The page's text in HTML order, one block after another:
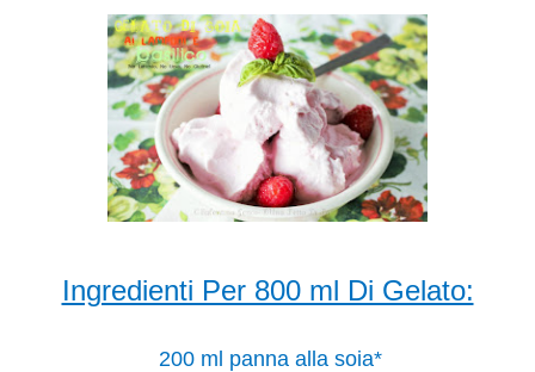
Ingredienti Per 800 ml Di Gelato:
200 ml panna alla soia*